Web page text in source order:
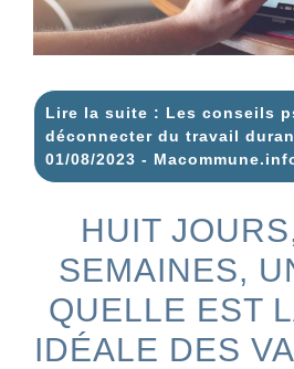
Lire la suite : Les conseils
déconnecter du travail
01/08/2023 -
HUIT
SEMAINES,
QUELLE EST
IDÉALE DES